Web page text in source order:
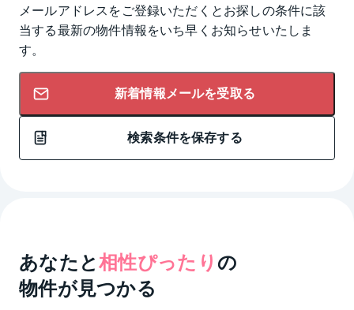
メールアドレスをご登録いただくとお探しの条件に該
当する最新の物件情報をいち早くお知らせいたしま
す。
新着情報メールを受取る
検索条件を保存する
あなたと相性ぴったり の
物件が見つかる